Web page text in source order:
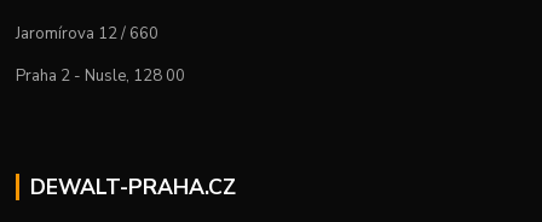
Jaromírova 12 / 660
Praha 2 - Nusle, 128 00
DEWALT-PRAHA.CZ